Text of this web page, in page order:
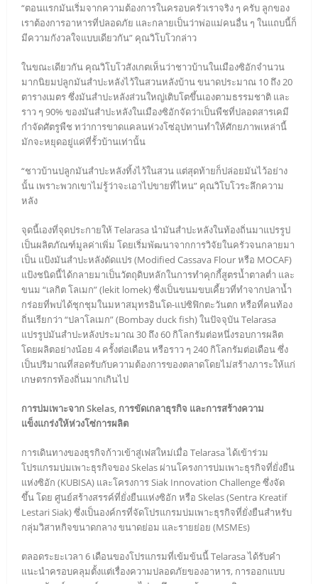
“ตอนแรกมันเริ่มจากความต้องการในครอบครัวเราจริง ๆ ครับ ลูกของ
เราต้องการอาหารที่ปลอดภัย และกลายเป็นว่าพ่อแม่คนอื่น ๆ ในแถบนี้ก็
มีความกังวลใจแบบเดียวกัน” คุณวิโบโวกล่าว
ในขณะเดียวกัน คุณวิโบโวสังเกตเห็นว่าชาวบ้านในเมืองซิอักจำนวน
มากนิยมปลูกมันสำปะหลังไว้ในสวนหลังบ้าน ขนาดประมาณ 10 ถึง 20
ตารางเมตร ซึ่งมันสำปะหลังส่วนใหญ่เติบโตขึ้นเองตามธรรมชาติ และ
ราว ๆ 90% ของมันสำปะหลังในเมืองซิอักจัดว่าเป็นพืชที่ปลอดสารเคมี
กำจัดศัตรูพืช ทว่าการขาดแคลนห่วงโซ่อุปทานทำให้ศักยภาพเหล่านี้
มักจะหยุดอยู่แค่ที่รั้วบ้านเท่านั้น
“ชาวบ้านปลูกมันสำปะหลังทิ้งไว้ในสวน แต่สุดท้ายก็ปล่อยมันไว้อย่าง
นั้น เพราะพวกเขาไม่รู้ว่าจะเอาไปขายที่ไหน” คุณวิโบโวระลึกความ
หลัง
จุดนี้เองที่จุดประกายให้ Telarasa นำมันสำปะหลังในท้องถิ่นมาแปรรูป
เป็นผลิตภัณฑ์มูลค่าเพิ่ม โดยเริ่มพัฒนาจากการวิจัยในครัวจนกลายมา
เป็น แป้งมันสำปะหลังดัดแปร (Modified Cassava Flour หรือ MOCAF)
แป้งชนิดนี้ได้กลายมาเป็นวัตถุดิบหลักในการทำคุกกี้สูตรน้ำตาลต่ำ และ
ขนม “เลกิต โลเมก” (lekit lomek) ซึ่งเป็นขนมขบเคี้ยวที่ทำจากปลาน้ำ
กร่อยที่พบได้ชุกชุมในมหาสมุทรอินโด-แปซิฟิกตะวันตก หรือที่คนท้อง
ถิ่นเรียกว่า “ปลาโลเมก” (Bombay duck fish) ในปัจจุบัน Telarasa
แปรรูปมันสำปะหลังประมาณ 30 ถึง 60 กิโลกรัมต่อหนึ่งรอบการผลิต
โดยผลิตอย่างน้อย 4 ครั้งต่อเดือน หรือราว ๆ 240 กิโลกรัมต่อเดือน ซึ่ง
เป็นปริมาณที่สอดรับกับความต้องการของตลาดโดยไม่สร้างภาระให้แก่
เกษตรกรท้องถิ่นมากเกินไป
การบ่มเพาะจาก Skelas, การขัดเกลาธุรกิจ และการสร้างความ
แข็งแกร่งให้ห่วงโซ่การผลิต
การเดินทางของธุรกิจก้าวเข้าสู่เฟสใหม่เมื่อ Telarasa ได้เข้าร่วม
โปรแกรมบ่มเพาะธุรกิจของ Skelas ผ่านโครงการบ่มเพาะธุรกิจที่ยั่งยืน
แห่งซิอัก (KUBISA) และโครงการ Siak Innovation Challenge ซึ่งจัด
ขึ้น โดย ศูนย์สร้างสรรค์ที่ยั่งยืนแห่งซิอัก หรือ Skelas (Sentra Kreatif
Lestari Siak) ซึ่งเป็นองค์กรที่จัดโปรแกรมบ่มเพาะธุรกิจที่ยั่งยืนสำหรับ
กลุ่มวิสาหกิจขนาดกลาง ขนาดย่อม และรายย่อย (MSMEs)
ตลอดระยะเวลา 6 เดือนของโปรแกรมที่เข้มข้นนี้ Telarasa ได้รับคำ
แนะนำครอบคลุมตั้งแต่เรื่องความปลอดภัยของอาหาร, การออกแบบ